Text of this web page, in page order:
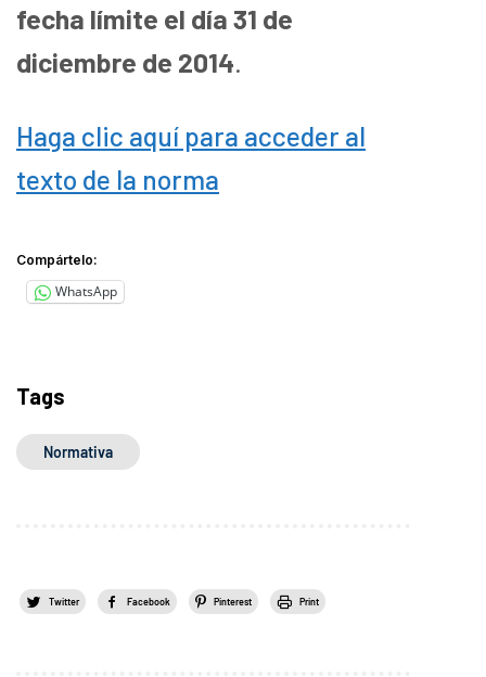
fecha límite el día 31 de
diciembre de 2014.
Haga clic aquí para acceder al
texto de la norma
Compártelo:
WhatsApp
Tags
Normativa
Twitter Facebook Pinterest Print